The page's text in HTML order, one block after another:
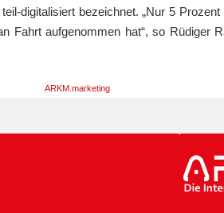
digitalisiert bezeichnet. „Nur 5
Fahrt aufgenommen hat“, so Rüdiger
ARKM.marketing